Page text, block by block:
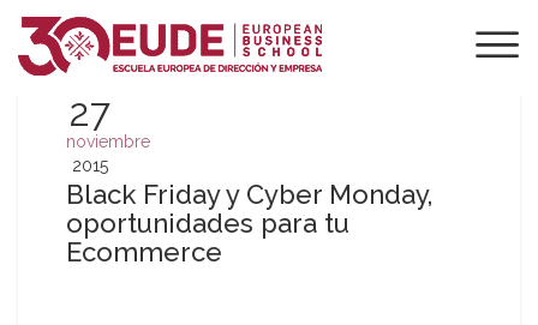
27
noviembre
2015
Black Friday y Cyber Monday,
oportunidades para tu
Ecommerce